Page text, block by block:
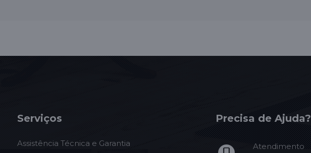
Serviços
Assistência Técnica e Garantia
Precisa de Ajuda?
Atendimento